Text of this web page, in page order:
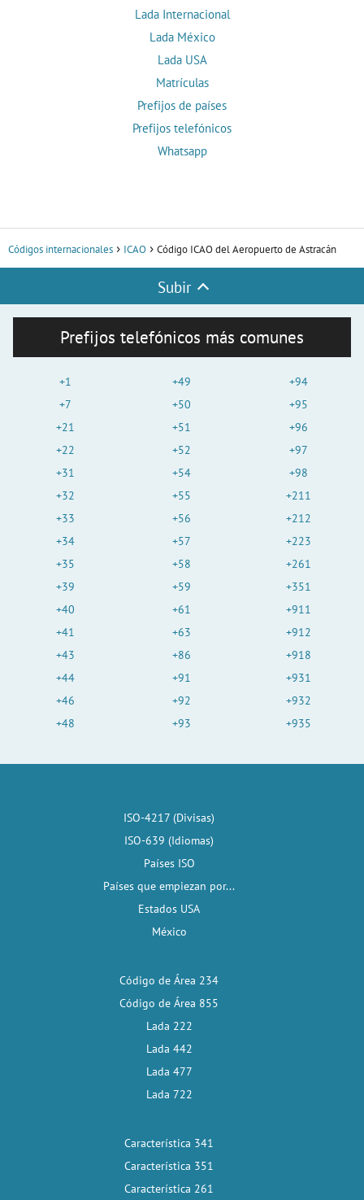
Lada Internacional
Lada México
Lada USA
Matrículas
Prefijos de países
Prefijos telefónicos
Whatsapp
Códigos internacionales ICAO Código ICAO del Aeropuerto de Astracán
Subir
Prefijos telefónicos más comunes
+1
+7
+21
+22
+31
+32
+33
+34
+35
+39
+40
+41
+43
+44
+46
+48
+49
+50
+51
+52
+54
+55
+56
+57
+58
+59
+61
+63
+86
+91
+92
+93
+94
+95
+96
+97
+98
+211
+212
+223
+261
+351
+911
+912
+918
+931
+932
+935
ISO-4217 (Divisas)
ISO-639 (Idiomas)
Países ISO
Países que empiezan por...
Estados USA
México
Código de Área 234
Código de Área 855
Lada 222
Lada 442
Lada 477
Lada 722
Característica 341
Característica 351
Característica 261